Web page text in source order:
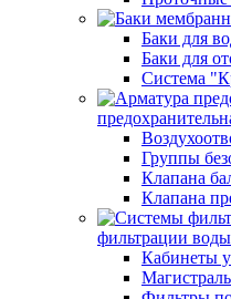
Баки для
Баки для
Система
Группы
Клапана
Клапана
фильтрации воды
Кабинеты